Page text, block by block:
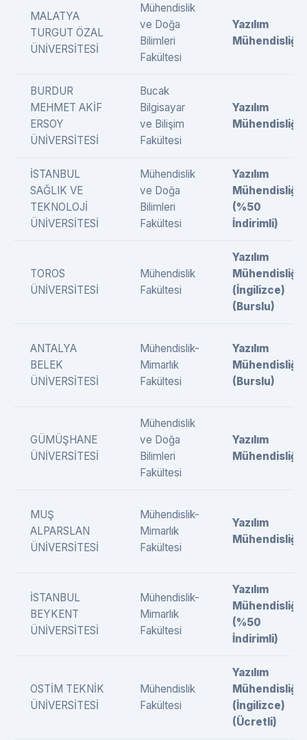
MALATYA
TURGUT ÖZAL
ÜNİVERSİTESİ
Mühendislik
ve Doğa
Bilimleri
Fakültesi
Yazılım
Mühendisliği
BURDUR
MEHMET AKİF
ERSOY
ÜNİVERSİTESİ
Bucak
Bilgisayar
ve Bilişim
Fakültesi
Yazılım
Mühendisliği
İSTANBUL
SAĞLIK VE
TEKNOLOJİ
ÜNİVERSİTESİ
Mühendislik
ve Doğa
Bilimleri
Fakültesi
Yazılım
Mühendisliği
(%50
İndirimli)
TOROS
ÜNİVERSİTESİ
Mühendislik
Fakültesi
Yazılım
Mühendisliği
(İngilizce)
(Burslu)
ANTALYA
BELEK
ÜNİVERSİTESİ
Mühendislik-
Mimarlık
Fakültesi
Yazılım
Mühendisliği
(Burslu)
GÜMÜŞHANE
ÜNİVERSİTESİ
Mühendislik
ve Doğa
Bilimleri
Fakültesi
Yazılım
Mühendisliği
MUŞ
ALPARSLAN
ÜNİVERSİTESİ
Mühendislik-
Mimarlık
Fakültesi
Yazılım
Mühendisliği
İSTANBUL
BEYKENT
ÜNİVERSİTESİ
Mühendislik-
Mimarlık
Fakültesi
Yazılım
Mühendisliği
(%50
İndirimli)
OSTİM TEKNİK
ÜNİVERSİTESİ
Mühendislik
Fakültesi
Yazılım
Mühendisliği
(İngilizce)
(Ücretli)